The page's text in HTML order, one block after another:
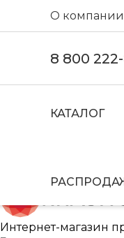
О компании
8 800
КАТАЛОГ
Интернет-магазин